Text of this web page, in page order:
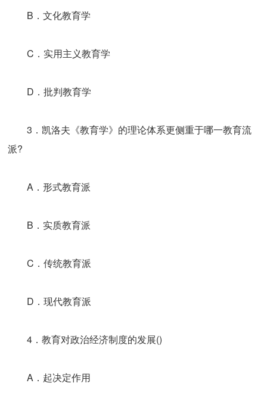
B．文化教育学
C．实用主义教育学
D．批判教育学
3．凯洛夫《教育学》的理论体系更侧重于哪一教育流
派?
A．形式教育派
B．实质教育派
C．传统教育派
D．现代教育派
4．教育对政治经济制度的发展()
A．起决定作用